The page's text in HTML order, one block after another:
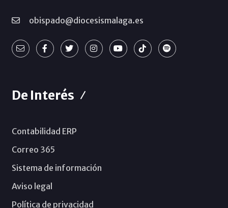
obispado@diocesismalaga.es
De Interés
Contabilidad ERP
Correo 365
Sistema de información
Aviso legal
Política de privacidad